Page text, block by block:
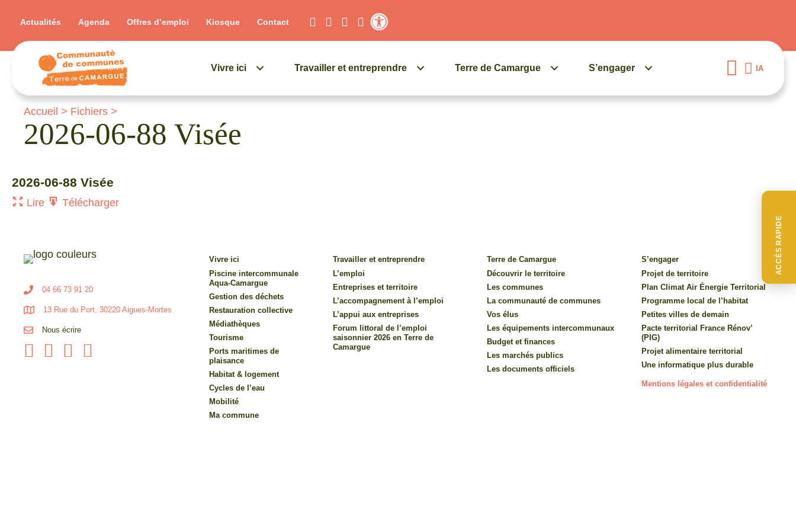
ACCÈS RAPIDE
Actualités Agenda Offres d’emploi Kiosque
Contact
Vivre ici Travailler et entreprendre Terre de Camargue S’engager IA
Accueil > Fichiers >
2026-06-88 Visée
2026-06-88 Visée
Lire Télécharger
04 66 73 91 20
13 Rue du Port, 30220 Aigues-Mortes
Nous écrire
Vivre ici
Piscine intercommunale
Aqua-Camargue
Gestion des déchets
Restauration collective
Médiathèques
Tourisme
Ports maritimes de
plaisance
Habitat & logement
Cycles de l’eau
Mobilité
Ma commune
Travailler et entreprendre
L’emploi
Entreprises et territoire
L’accompagnement à l’emploi
L’appui aux entreprises
Forum littoral de l’emploi
saisonnier 2026 en Terre de
Camargue
Terre de Camargue
Découvrir le territoire
Les communes
La communauté de communes
Vos élus
Les équipements intercommunaux
Budget et finances
Les marchés publics
Les documents officiels
S’engager
Projet de territoire
Plan Climat Air Énergie Territorial
Programme local de l’habitat
Petites villes de demain
Pacte territorial France Rénov’
(PIG)
Projet alimentaire territorial
Une informatique plus durable
Mentions légales et confidentialité